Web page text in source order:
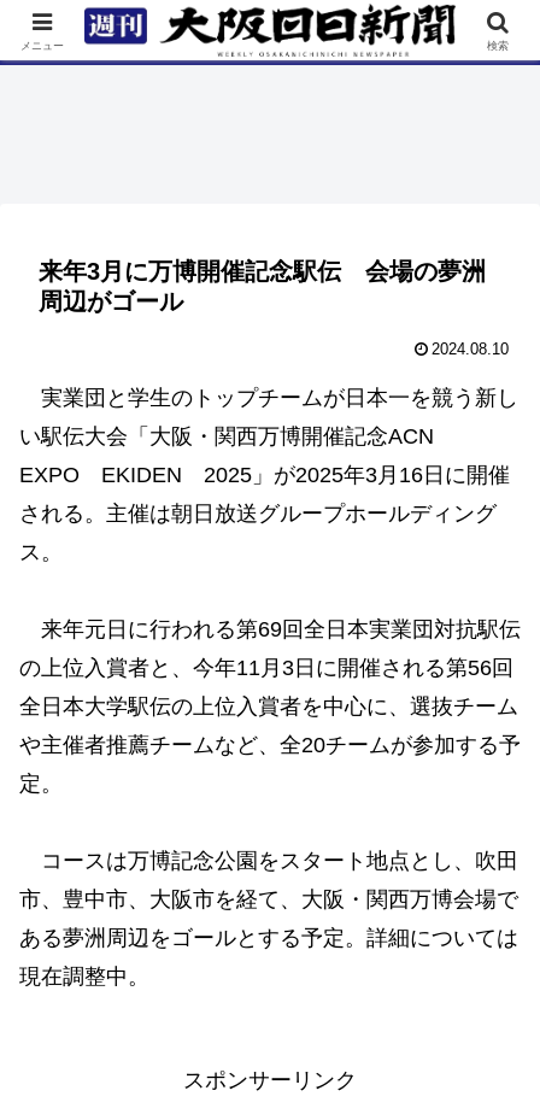
TOP 特集 ニュース 連載 街ネタ イベント
来年3月に万博開催記念駅伝 会場の夢洲
周辺がゴール
2024.08.10
実業団と学生のトップチームが日本一を競う新し
い駅伝大会「大阪・関西万博開催記念ACN
EXPO EKIDEN 2025」が2025年3月16日に開催
される。主催は朝日放送グループホールディング
ス。
来年元日に行われる第69回全日本実業団対抗駅伝
の上位入賞者と、今年11月3日に開催される第56回
全日本大学駅伝の上位入賞者を中心に、選抜チーム
や主催者推薦チームなど、全20チームが参加する予
定。
コースは万博記念公園をスタート地点とし、吹田
市、豊中市、大阪市を経て、大阪・関西万博会場で
ある夢洲周辺をゴールとする予定。詳細については
現在調整中。
スポンサーリンク
メニュー 検索